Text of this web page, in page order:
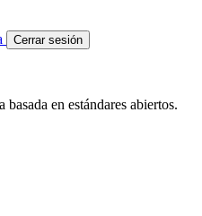
Cerrar sesión
en estándares abiertos.